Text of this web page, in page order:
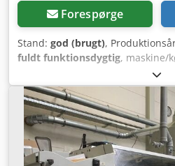
Forespørge
Stand: god (brugt),
fuldt funktionsdygtig, maskine/
,
indgangsstrøm:44 A,
dokumentation / manual
, God
Til salg: Wohlenberg City E
Wohlenberg-opsamler med 12
forbindelseselementer
buede). Dette er en solid,